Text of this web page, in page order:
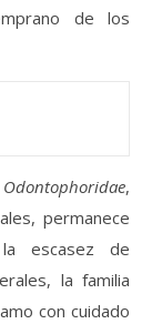
de los
Odontophoridae,
permanece
escasez de
la familia
con cuidado